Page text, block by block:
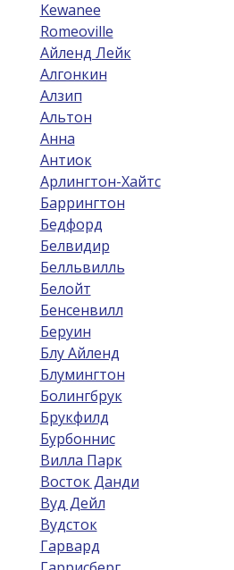
Kewanee
Romeoville
Айленд Лейк
Алгонкин
Алзип
Альтон
Анна
Антиок
Арлингтон-Хайтс
Баррингтон
Бедфорд
Белвидир
Белльвилль
Белойт
Бенсенвилл
Беруин
Блу Айленд
Блумингтон
Болингбрук
Брукфилд
Бурбоннис
Вилла Парк
Восток Данди
Вуд Дейл
Вудсток
Гарвард